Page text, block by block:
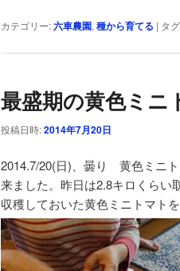
カテゴリー:六車農園, 種から育てる | タ
最盛期の黄色ミニ
投稿日時:2014年7月20日
2014.7/20(日)、曇り 黄色ミニ
来ました。昨日は2.8キロくらい
収穫しておいた黄色ミニトマト